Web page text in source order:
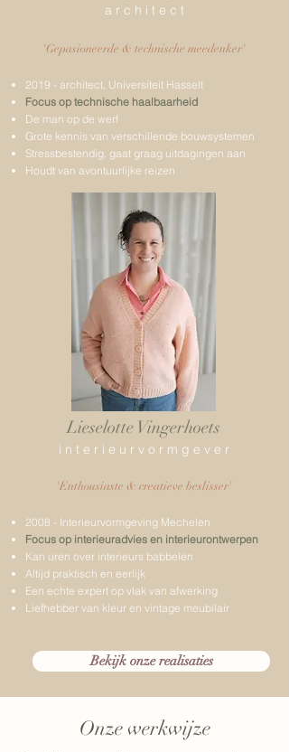
a r c h i t e c t
'Gepasioneerde & technische meedenker'
2019 - architect, Universiteit Hasselt
Focus op technische haalbaarheid
De man op de werf
Grote kennis van verschillende bouwsystemen
Stressbestendig, gaat graag uitdagingen aan
Houdt van avontuurlijke reizen
Lieselotte Vingerhoets
i n t e r i e u r v o r m g e v e r
'Enthousiaste & creatieve beslisser'
2008 - Interieurvormgeving Mechelen
Focus op interieuradvies en interieurontwerpen
Kan uren over interieurs babbelen
Altijd praktisch en eerlijk
Een echte expert op vlak van afwerking
Liefhebber van kleur en vintage meubilair
Bekijk onze realisaties
Onze werkwijze